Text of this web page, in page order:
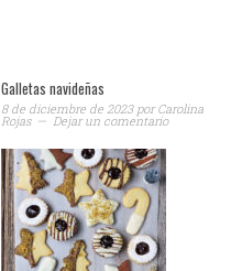
Galletas navideñas
8 de diciembre de 2023porCarolina
Rojas Dejar un comentario